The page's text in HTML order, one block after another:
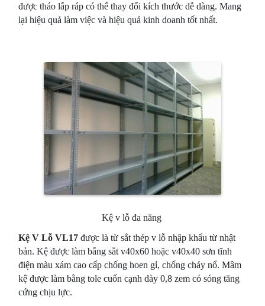
được tháo lắp ráp có thể thay đổi kích thước dễ dàng. Mang
lại hiệu quả làm việc và hiệu quả kinh doanh tốt nhất.
Kệ v lỗ đa năng
Kệ V Lỗ VL17 được là từ sắt thép v lỗ nhập khẩu từ nhật
bản. Kệ được làm bằng sắt v40x60 hoặc v40x40 sơn tĩnh
điện màu xám cao cấp chống hoen gỉ, chống cháy nổ. Mâm
kệ được làm bằng tole cuốn cạnh dày 0,8 zem có sóng tăng
cứng chịu lực.